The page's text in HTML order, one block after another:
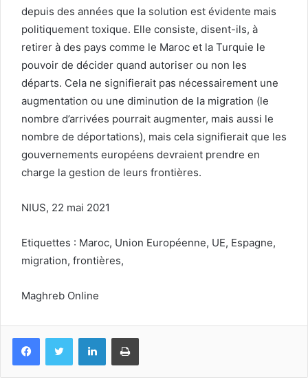
depuis des années que la solution est évidente mais
politiquement toxique. Elle consiste, disent-ils, à
retirer à des pays comme le Maroc et la Turquie le
pouvoir de décider quand autoriser ou non les
départs. Cela ne signifierait pas nécessairement une
augmentation ou une diminution de la migration (le
nombre d’arrivées pourrait augmenter, mais aussi le
nombre de déportations), mais cela signifierait que les
gouvernements européens devraient prendre en
charge la gestion de leurs frontières.
NIUS, 22 mai 2021
Etiquettes : Maroc, Union Européenne, UE, Espagne,
migration, frontières,
Maghreb Online
FacebookTwitter LinkedinImprimer